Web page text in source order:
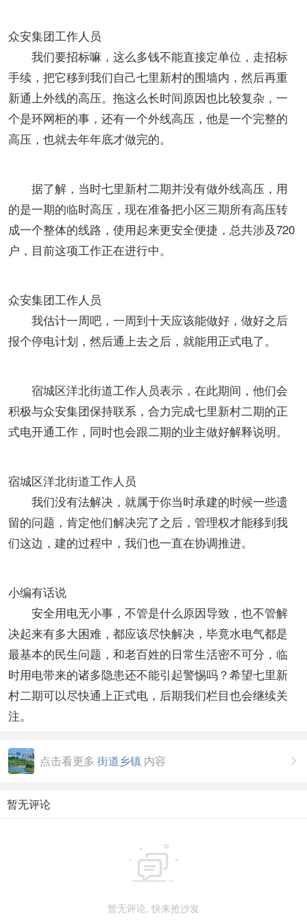
众安集团工作人员
我们要招标嘛，这么多钱不能直接定单位，走招标
手续，把它移到我们自己七里新村的围墙内，然后再重
新通上外线的高压。拖这么长时间原因也比较复杂，一
个是环网柜的事，还有一个外线高压，他是一个完整的
高压，也就去年年底才做完的。
据了解，当时七里新村二期并没有做外线高压，用
的是一期的临时高压，现在准备把小区三期所有高压转
成一个整体的线路，使用起来更安全便捷，总共涉及720
户，目前这项工作正在进行中。
众安集团工作人员
我估计一周吧，一周到十天应该能做好，做好之后
报个停电计划，然后通上去之后，就能用正式电了。
宿城区洋北街道工作人员表示，在此期间，他们会
积极与众安集团保持联系，合力完成七里新村二期的正
式电开通工作，同时也会跟二期的业主做好解释说明。
宿城区洋北街道工作人员
我们没有法解决，就属于你当时承建的时候一些遗
留的问题，肯定他们解决完了之后，管理权才能移到我
们这边，建的过程中，我们也一直在协调推进。
小编有话说
安全用电无小事，不管是什么原因导致，也不管解
决起来有多大困难，都应该尽快解决，毕竟水电气都是
最基本的民生问题，和老百姓的日常生活密不可分，临
时用电带来的诸多隐患还不能引起警惕吗？希望七里新
村二期可以尽快通上正式电，后期我们栏目也会继续关
注。

点击看更多 街道乡镇 内容
暂无评论

暂无评论, 快来抢沙发